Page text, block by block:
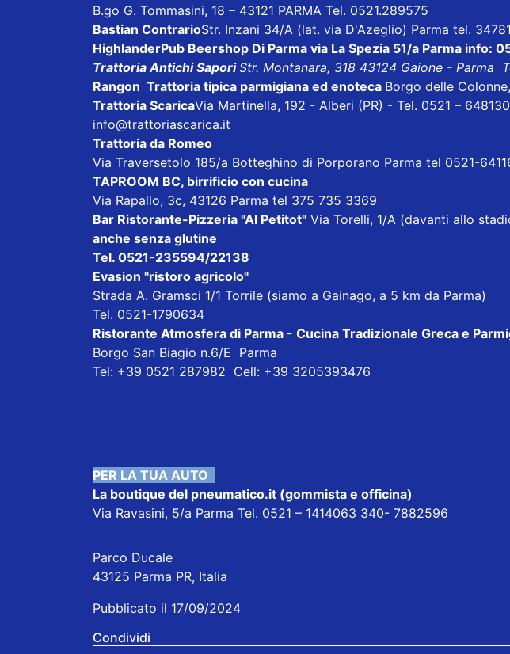
B.go G. Tommasini, 18 – 43121 PARMA Tel. 0521.289575
Bastian ContrarioStr. Inzani 34/A (lat. via D'Azeglio) Parma tel.
HighlanderPub Beershop Di Parma via La Spezia 51/a Parma info:
Trattoria Antichi SaporiStr. Montanara, 318 43124 Gaione - Parma
Rangon Trattoria tipica parmigiana ed enoteca Borgo delle
Trattoria ScaricaVia Martinella, 192 - Alberi (PR) - Tel. 0521 –
info@trattoriascarica.it
Trattoria da Romeo
Via Traversetolo 185/a Botteghino di Porporano Parma tel 0521-
TAPROOM BC, birrificio con cucina
Via Rapallo, 3c, 43126 Parma tel 375 735 3369
Bar Ristorante-Pizzeria "Al Petitot" Via Torelli, 1/A (davanti allo
anche senza glutine
Tel. 0521-235594/22138
Evasion "ristoro agricolo"
Strada A. Gramsci 1/1 Torrile (siamo a Gainago, a 5 km da Parma)
Tel. 0521-1790634
Ristorante Atmosfera di Parma - Cucina Tradizionale Greca e
Borgo San Biagio n.6/E Parma
Tel: +39 0521 287982 Cell: +39 3205393476
PER LA TUA AUTO
La boutique del pneumatico.it (gommista e officina)
Via Ravasini, 5/a Parma Tel. 0521 – 1414063 340- 7882596
Parco Ducale
43125 Parma PR, Italia
Pubblicato il 17/09/2024
Condividi